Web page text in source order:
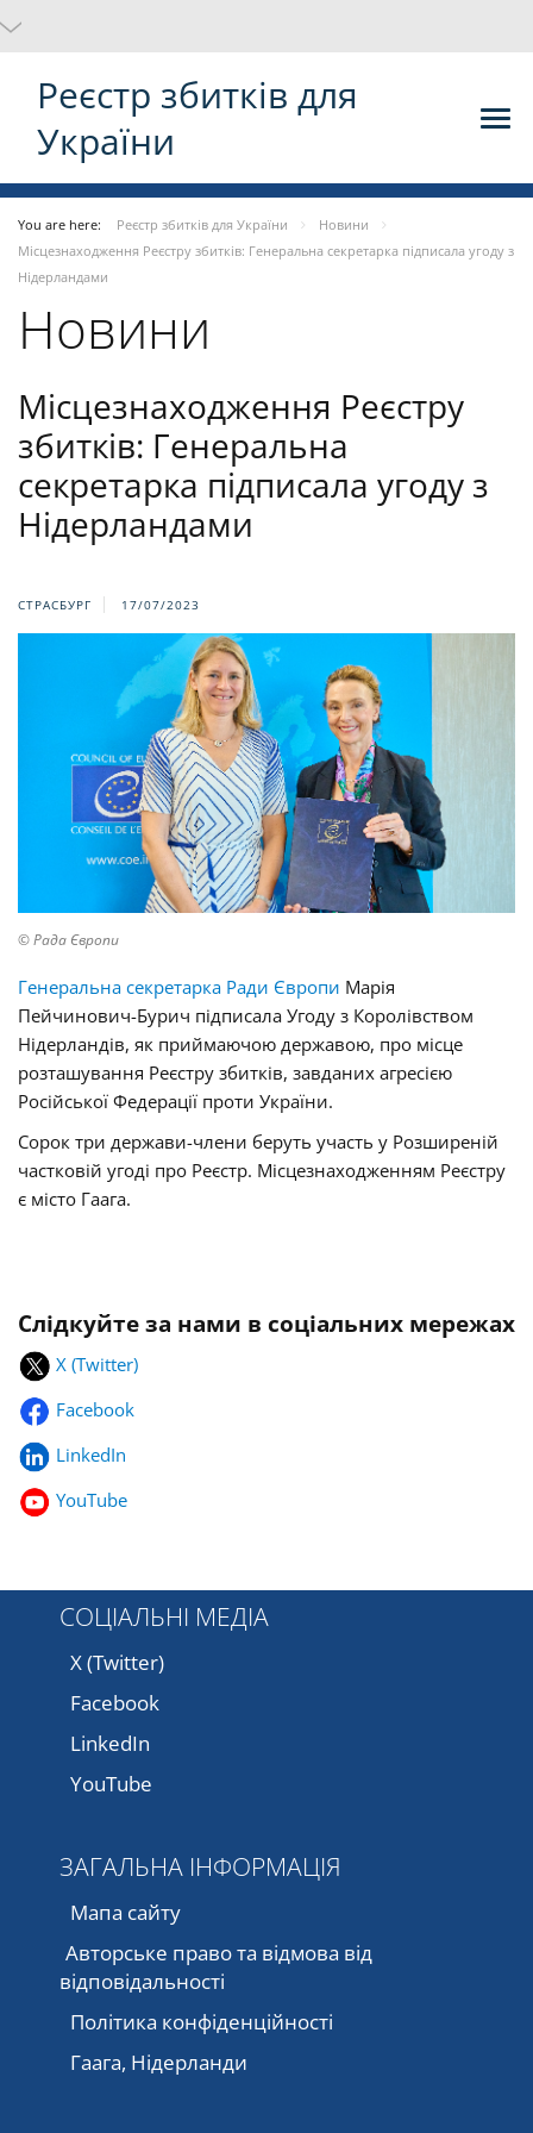
Реєстр збитків для
України
You are here: Реєстр збитків для України
Новини
Місцезнаходження Реєстру збитків: Генеральна секретарка підписала угоду з
Нідерландами
Новини
Місцезнаходження Реєстру
збитків: Генеральна
секретарка підписала угоду з
Нідерландами
СТРАСБУРГ 17/07/2023
© Рада Європи
Генеральна секретарка Ради Європи Марія
Пейчинович-Бурич підписала Угоду з Королівством
Нідерландів, як приймаючою державою, про місце
розташування Реєстру збитків, завданих агресією
Російської Федерації проти України.
Сорок три держави-члени беруть участь у Розширеній
частковій угоді про Реєстр. Місцезнаходженням Реєстру
є місто Гаага.
Слідкуйте за нами в соціальних мережах
X (Twitter)
Facebook
LinkedIn
YouTube
СОЦІАЛЬНІ МЕДІА
X (Twitter)
Facebook
LinkedIn
YouTube
ЗАГАЛЬНА ІНФОРМАЦІЯ
Мапа сайту
Авторське право та відмова від
відповідальності
Політика конфіденційності
Гаага, Нідерланди